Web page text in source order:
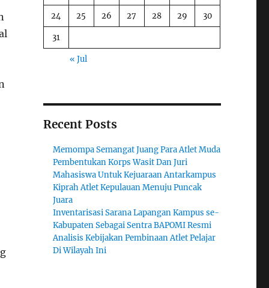
24 25 26 27 28 29 30
31
« Jul
Recent Posts
Memompa Semangat Juang Para Atlet Muda
Pembentukan Korps Wasit Dan Juri
Mahasiswa Untuk Kejuaraan Antarkampus
Kiprah Atlet Kepulauan Menuju Puncak
Juara
Inventarisasi Sarana Lapangan Kampus se-
Kabupaten Sebagai Sentra BAPOMI Resmi
Analisis Kebijakan Pembinaan Atlet Pelajar
Di Wilayah Ini